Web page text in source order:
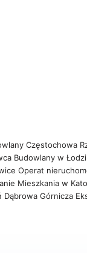
Częstochowa
Budowlany w Łodzi
Operat
Mieszkania w
Dąbrowa Górnicza